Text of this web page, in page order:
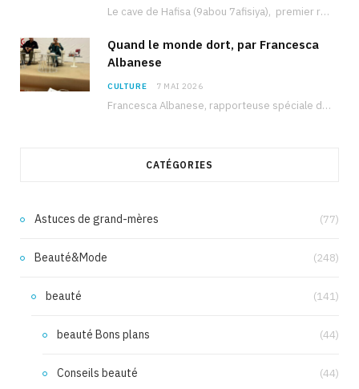
Le cave de Hafisa (9abou 7afisiya), premier roman du journaliste tunisien Mohamed Amine Ben Hlel,…
Quand le monde dort, par Francesca
Albanese
CULTURE 7 MAI 2026
Francesca Albanese, rapporteuse spéciale de l’ONU sur les territoires palestiniens occupés, était à Tunis pour…
CATÉGORIES
Astuces de grand-mères (77)
Beauté&Mode (248)
beauté (141)
beauté Bons plans (44)
Conseils beauté (44)